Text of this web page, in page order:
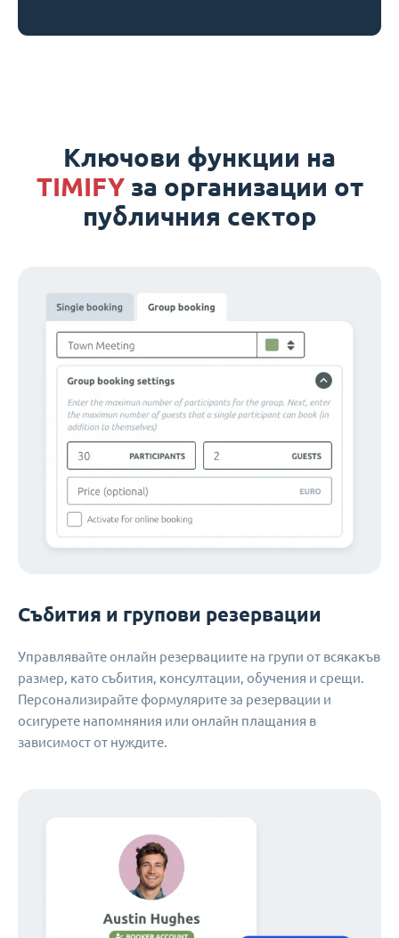
Ключови функции на
TIMIFYза организации от
публичния сектор
Събития и групови резервации
Управлявайте онлайн резервациите на групи от всякакъв
размер, като събития, консултации, обучения и срещи.
Персонализирайте формулярите за резервации и
осигурете напомняния или онлайн плащания в
зависимост от нуждите.